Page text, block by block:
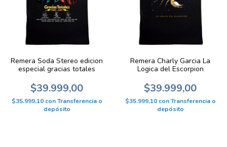
Remera Soda Stereo edicion
especial gracias totales
$39.999,00
$35.999,10 con Transferencia o
depósito
Remera Charly Garcia La
Logica del Escorpion
$39.999,00
$35.999,10 con Transferencia o
depósito